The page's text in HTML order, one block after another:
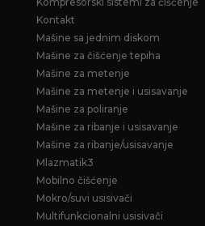
Kontakt
Mašine sa jednim diskom
Mašine za čišćenje tepiha
Mašine za metenje
Mašine za metenje i usisavanje
Mašine za poliranje
Mašine za ribanje i usisavanje
Mašine za ribanje/usisavanje
Mlazmatik3
Mobilno čišćenje
Mokro/suvi usisivači
Multifunkcionalni usisivači